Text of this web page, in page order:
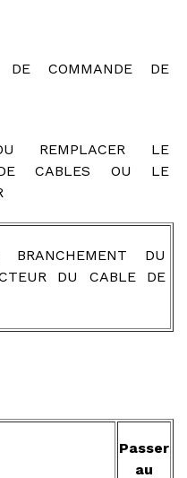
DE COMMANDE DE
REMPLACER LE
CABLES OU LE
DU
DU CABLE DE
Passer
au